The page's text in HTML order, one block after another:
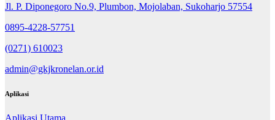
Jl. P. Diponegoro No.9, Plumbon, Mojolaban, Sukoharjo 57554
0895-4228-57751
(0271) 610023
admin@gkjkronelan.or.id
Aplikasi
Aplikasi Utama